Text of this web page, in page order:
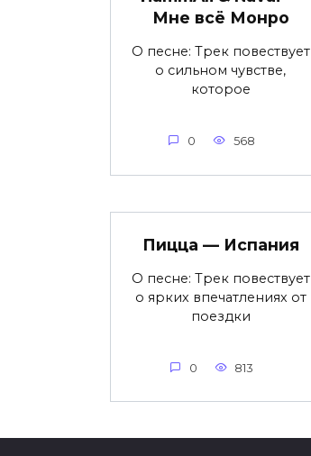
Мне всё Монро
О песне: Трек повествует
о сильном чувстве,
которое
0 568
Пицца — Испания
О песне: Трек повествует
о ярких впечатлениях от
поездки
0 813